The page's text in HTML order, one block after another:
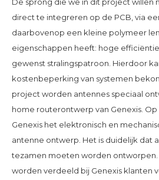
direct te integreren op de PCB, via
daarbovenop een kleine polymeer
eigenschappen heeft: hoge
gewenst stralingspatroon. Hierdoor
kostenbeperking van systemen
project worden antennes speciaal
home routerontwerp van Genexis.
Genexis het elektronisch en
antenne ontwerp. Het is duidelijk dat
tezamen moeten worden
worden verdeeld bij Genexis klanten